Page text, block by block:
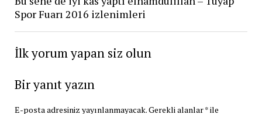
Spor Fuarı 2016 izlenimleri
İlk yorum yapan siz olun
Bir yanıt yazın
E-posta adresiniz yayınlanmayacak.Gerekli alanlar*ile